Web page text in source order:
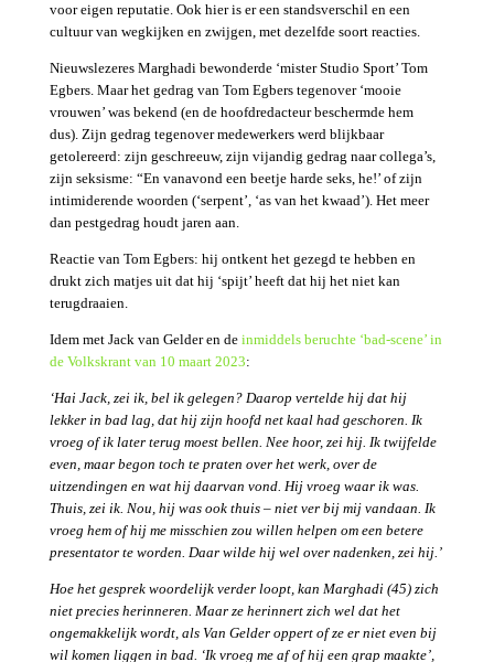
voor eigen reputatie. Ook hier is er een standsverschil en een
cultuur van wegkijken en zwijgen, met dezelfde soort reacties.
Nieuwslezeres Marghadi bewonderde ‘mister Studio Sport’ Tom
Egbers. Maar het gedrag van Tom Egbers tegenover ‘mooie
vrouwen’ was bekend (en de hoofdredacteur beschermde hem
dus). Zijn gedrag tegenover medewerkers werd blijkbaar
getolereerd: zijn geschreeuw, zijn vijandig gedrag naar collega’s,
zijn seksisme: “En vanavond een beetje harde seks, he!’ of zijn
intimiderende woorden (‘serpent’, ‘as van het kwaad’). Het meer
dan pestgedrag houdt jaren aan.
Reactie van Tom Egbers: hij ontkent het gezegd te hebben en
drukt zich matjes uit dat hij ‘spijt’ heeft dat hij het niet kan
terugdraaien.
Idem met Jack van Gelder en de inmiddels beruchte ‘bad-scene’ in
de Volkskrant van 10 maart 2023:
‘Hai Jack, zei ik, bel ik gelegen? Daarop vertelde hij dat hij
lekker in bad lag, dat hij zijn hoofd net kaal had geschoren. Ik
vroeg of ik later terug moest bellen. Nee hoor, zei hij. Ik twijfelde
even, maar begon toch te praten over het werk, over de
uitzendingen en wat hij daarvan vond. Hij vroeg waar ik was.
Thuis, zei ik. Nou, hij was ook thuis – niet ver bij mij vandaan. Ik
vroeg hem of hij me misschien zou willen helpen om een betere
presentator te worden. Daar wilde hij wel over nadenken, zei hij.’
Hoe het gesprek woordelijk verder loopt, kan Marghadi (45) zich
niet precies herinneren. Maar ze herinnert zich wel dat het
ongemakkelijk wordt, als Van Gelder oppert of ze er niet even bij
wil komen liggen in bad. ‘Ik vroeg me af of hij een grap maakte’,